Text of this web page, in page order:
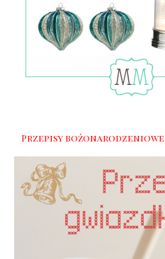
Przepisy bożonarodzeniowe